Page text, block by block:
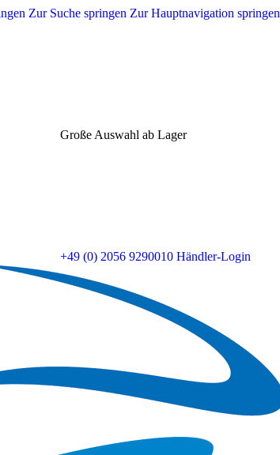
Zur Suche springen Zur Hauptnavigation springen
Große Auswahl ab Lager
+49 (0) 2056 9290010 Händler-Login